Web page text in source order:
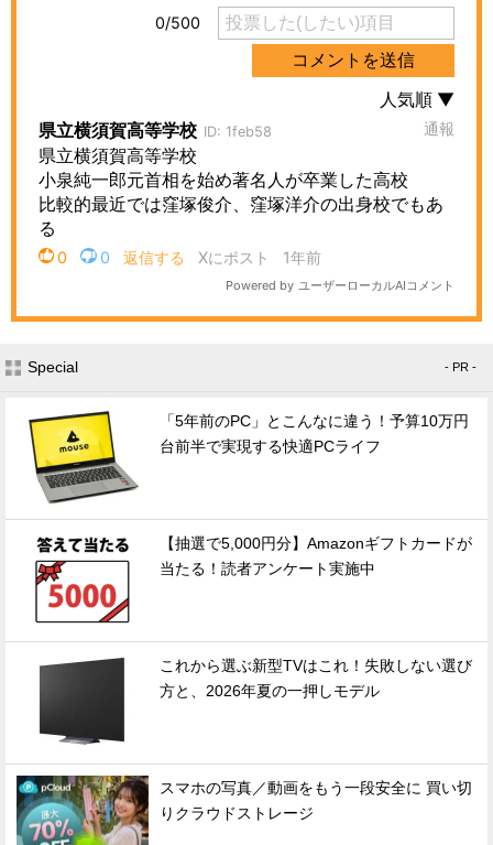
Special - PR -
「5年前のPC」とこんなに違う！予算10万円
台前半で実現する快適PCライフ
【抽選で5,000円分】Amazonギフトカードが
当たる！読者アンケート実施中
これから選ぶ新型TVはこれ！失敗しない選び
方と、2026年夏の一押しモデル
スマホの写真／動画をもう一段安全に 買い切
りクラウドストレージ